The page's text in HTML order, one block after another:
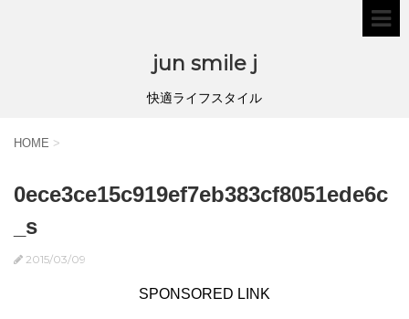
jun smile j
快適ライフスタイル
HOME >
0ece3ce15c919ef7eb383cf8051ede6c
_s
2015/03/09
SPONSORED LINK